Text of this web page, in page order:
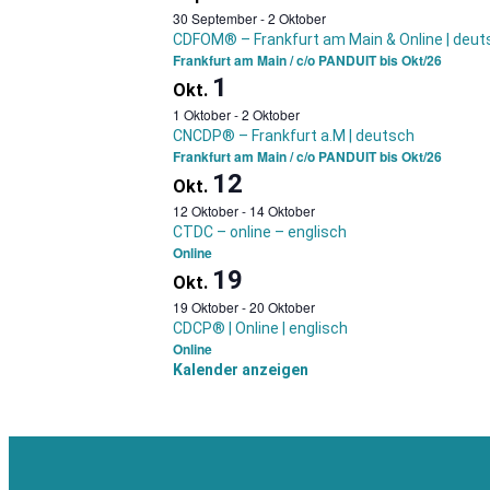
30 September-2 Oktober
CDFOM® – Frankfurt am Main & Online |
Frankfurt am Main / c/o PANDUIT bis Okt/26
Okt. 1
1 Oktober-2 Oktober
CNCDP® – Frankfurt a.M | deutsch
Frankfurt am Main / c/o PANDUIT bis Okt/26
Okt. 12
12 Oktober- 14 Oktober
CTDC – online – englisch
Online
Okt. 19
19 Oktober-20 Oktober
CDCP® | Online | englisch
Online
Kalender anzeigen